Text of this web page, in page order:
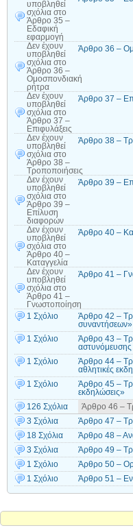
υποβληθεί
σχόλια στο
Άρθρο 35 –
Εδαφική
εφαρμογή
Δεν έχουν
υποβληθεί
σχόλια στο
Άρθρο 36 –
Ομοσπονδιακή
ρήτρα
Άρθρο 36 –
Δεν έχουν
υποβληθεί
σχόλια στο
Άρθρο 37 –
Επιφυλάξεις
Άρθρο 37 –
Δεν έχουν
υποβληθεί
σχόλια στο
Άρθρο 38 –
Τροποποιήσεις
Άρθρο 38 –
Δεν έχουν
υποβληθεί
σχόλια στο
Άρθρο 39 –
Επίλυση
διαφορών
Άρθρο 39 –
Δεν έχουν
υποβληθεί
σχόλια στο
Άρθρο 40 –
Καταγγελία
Άρθρο 40 –
Δεν έχουν
υποβληθεί
σχόλια στο
Άρθρο 41 –
Γνωστοποίηση
Άρθρο 41 –
1 Σχόλιο
Άρθρο 42 –
συναντήσεων»
1 Σχόλιο
Άρθρο 43 –
1 Σχόλιο
Άρθρο 44 –
αθλητικές
1 Σχόλιο
Άρθρο 45 –
εκδηλώσεις»
126 Σχόλια
Άρθρο 46 –
3 Σχόλια
Άρθρο 47 –
18 Σχόλια
Άρθρο 48 –
3 Σχόλια
Άρθρο 49 –
1 Σχόλιο
Άρθρο 50 –
1 Σχόλιο
Άρθρο 51 –